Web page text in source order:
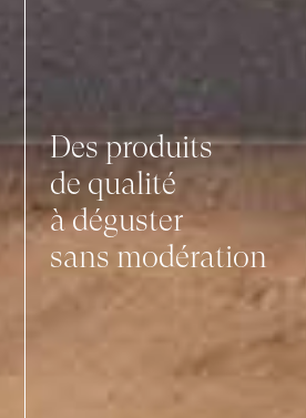
Des produits
de qualité
à déguster
sans modération